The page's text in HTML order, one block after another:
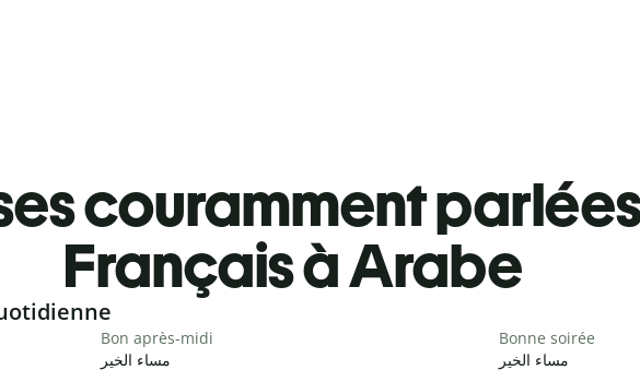
couramment
Français à Arabe
Bon après-midi
مساء الخير
Bonne soirée
مساء الخير